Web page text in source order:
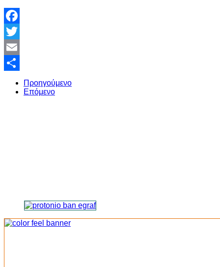
Facebook
Twitter
Email
Share
Προηγούμενο
Επόμενο